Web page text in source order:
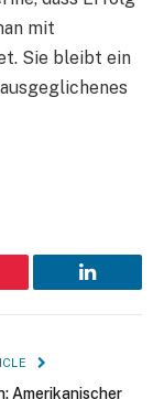
mit
Sie bleibt ein
LinkedIn
Amerikanischer